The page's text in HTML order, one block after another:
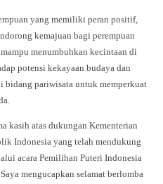
yang memiliki peran positif,
kemajuan bagi perempuan
menumbuhkan kecintaan di
potensi kekayaan budaya dan
bidang pariwisata untuk memperkuat
kasih atas dukungan Kementerian
Indonesia yang telah mendukung
acara Pemilihan Puteri Indonesia
mengucapkan selamat berlomba